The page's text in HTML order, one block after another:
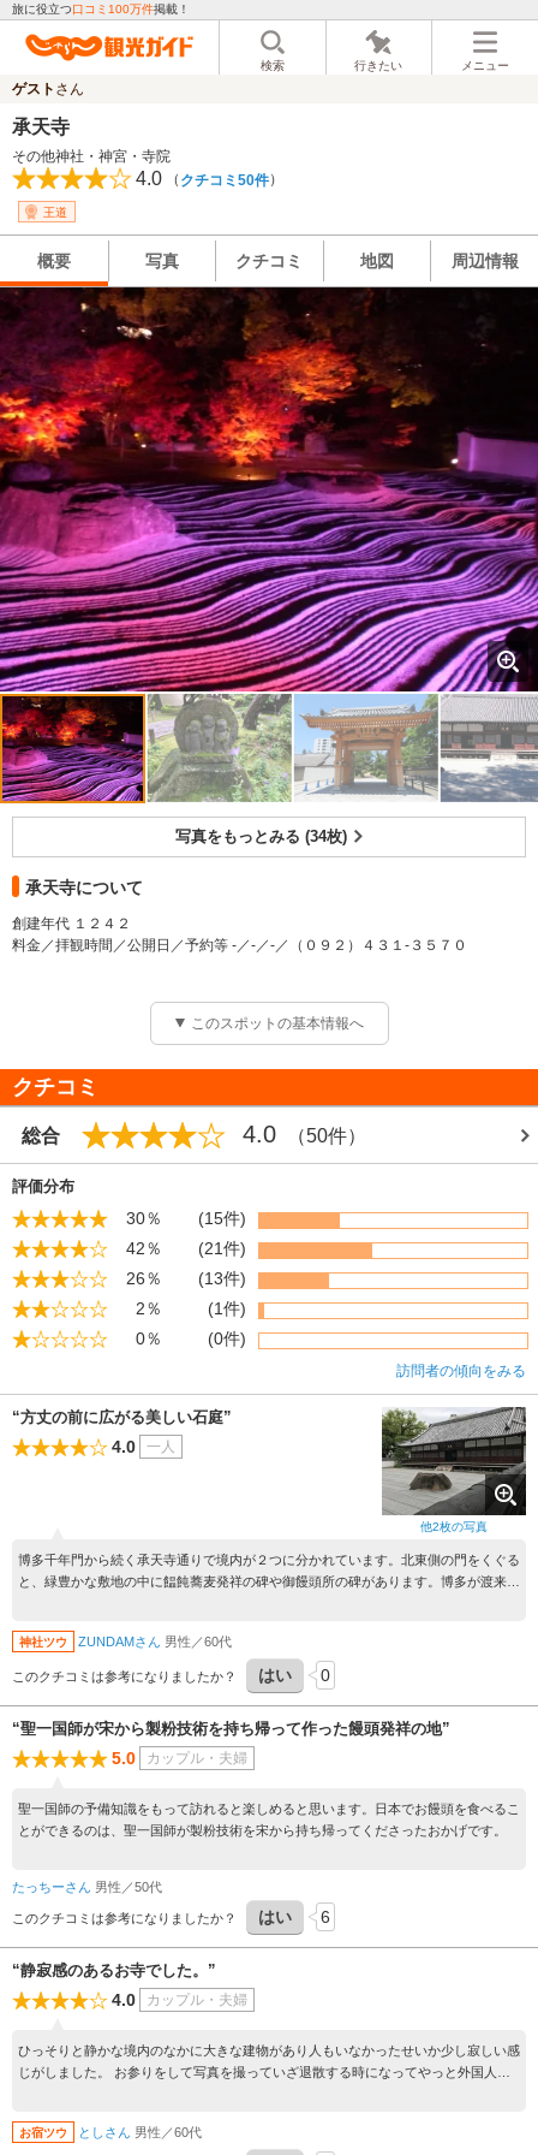
旅に役立つ口コミ100万件掲載！
検索 行きたい メニュー
ゲスト さん
承天寺
その他神社・神宮・寺院
4.0 （ クチコミ50件）
王道
概要 写真 クチコミ 地図 周辺情報
写真をもっとみる (34枚)
承天寺について
創建年代 １２４２
料金／拝観時間／公開日／予約等 -／-／-／（０９２）４３１-３５７０
このスポットの基本情報へ
クチコミ
総合 4.0 （50件）
評価分布
30％
(15件)
42％
(21件)
26％
(13件)
2％
(1件)
0％
(0件)
訪問者の傾向をみる
他2枚の写真
“方丈の前に広がる美しい石庭”
4.0 一人
博多千年門から続く承天寺通りで境内が２つに分かれています。北東側の門をくぐる
と、緑豊かな敷地の中に饂飩蕎麦発祥の碑や御饅頭所の碑があります。博多が渡来文
り禁止となっており中には入れません。とても美しい境内なので、拝観料をとって一
般開放して欲しいなと思いました。
神社ツウ ZUNDAMさん 男性／60代
このクチコミは参考になりましたか？ はい 0
“聖一国師が宋から製粉技術を持ち帰って作った饅頭発祥の地”
5.0 カップル・夫婦
聖一国師の予備知識をもって訪れると楽しめると思います。日本でお饅頭を食べるこ
とができるのは、聖一国師が製粉技術を宋から持ち帰ってくださったおかげです。
たっちーさん 男性／50代
このクチコミは参考になりましたか？ はい 6
“静寂感のあるお寺でした。”
4.0 カップル・夫婦
ひっそりと静かな境内のなかに大きな建物があり人もいなかったせいか少し寂しい感
じがしました。 お参りをして写真を撮っていざ退散する時になってやっと外国人観
お宿ツウ としさん 男性／60代